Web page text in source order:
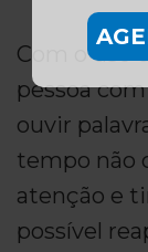
Com o uso
pessoa
ouvir
tempo não
atenção e
possível